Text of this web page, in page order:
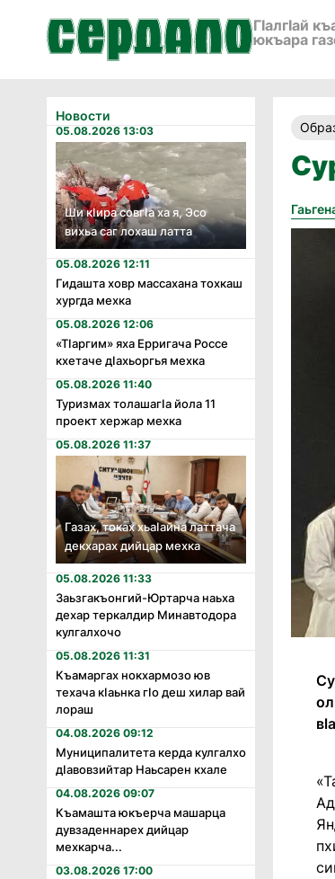
ГӀалгӀай
юкъара
Новости
05.08.2026 13:03
Ши кӏира совгӏа ха я, Эсо
вихьа саг лохаш латта
05.08.2026 12:11
Гидашта ховр массахана тохкаш
хургда мехка
05.08.2026 12:06
«Тӏаргим» яха Ерригача Россе
кхетаче дӏахьоргья мехка
05.08.2026 11:40
Туризмах толашагӏа йола 11
проект хержар мехка
05.08.2026 11:37
Газах, токах хьаӏайна латтача
декхарах дийцар мехка
05.08.2026 11:33
Заьзгакъонгий-Юртарча наьха
дехар теркалдир Минавтодора
кулгалхочо
05.08.2026 11:31
Къамаргах нокхармозо юв
техача кӏаьнка гӏо деш хилар вай
лораш
04.08.2026 09:12
Муниципалитета керда кулгалхо
дӏавовзийтар Наьсарен кхале
04.08.2026 09:07
Къамашта юкъерча машарца
дувзаденнарех дийцар
мехкарча...
03.08.2026 17:00